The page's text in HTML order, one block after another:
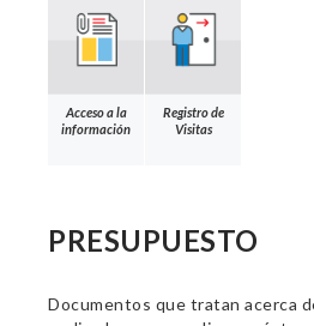
Acceso a la
información
Registro de
Visitas
PRESUPUESTO
Documentos que tratan acerca